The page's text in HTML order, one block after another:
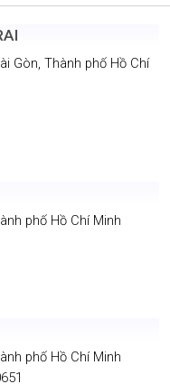
Gòn, Thành phố Hồ Chí
phố Hồ Chí Minh